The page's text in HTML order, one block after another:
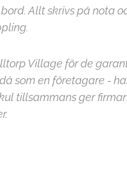
Allt skrivs på nota
Village för de
som en företagare -
tillsammans ger